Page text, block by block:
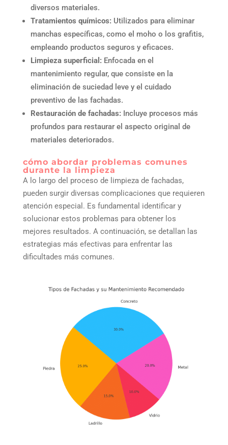
diversos materiales.
Tratamientos químicos:Utilizados para eliminar
manchas específicas, como el moho o los grafitis,
empleando productos seguros y eficaces.
Limpieza superficial:Enfocada en el
mantenimiento regular, que consiste en la
eliminación de suciedad leve y el cuidado
preventivo de las fachadas.
Restauración de fachadas:Incluye procesos más
profundos para restaurar el aspecto original de
materiales deteriorados.
cómo abordar problemas comunes
durante la limpieza
A lo largo del proceso de limpieza de fachadas,
pueden surgir diversas complicaciones que requieren
atención especial. Es fundamental identificar y
solucionar estos problemas para obtener los
mejores resultados. A continuación, se detallan las
estrategias más efectivas para enfrentar las
dificultades más comunes.